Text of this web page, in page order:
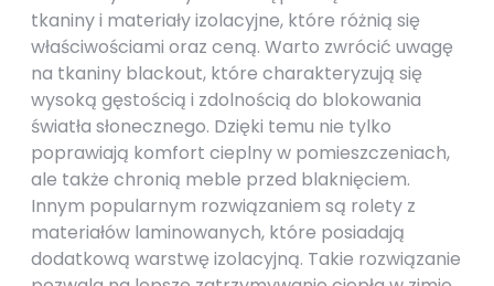
tkaniny i materiały izolacyjne, które różnią się
właściwościami oraz ceną. Warto zwrócić uwagę
na tkaniny blackout, które charakteryzują się
wysoką gęstością i zdolnością do blokowania
światła słonecznego. Dzięki temu nie tylko
poprawiają komfort cieplny w pomieszczeniach,
ale także chronią meble przed blaknięciem.
Innym popularnym rozwiązaniem są rolety z
materiałów laminowanych, które posiadają
dodatkową warstwę izolacyjną. Takie rozwiązanie